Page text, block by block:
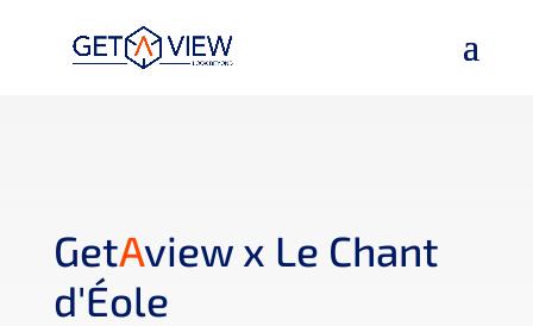
GetAview x Le Chant
d'Éole